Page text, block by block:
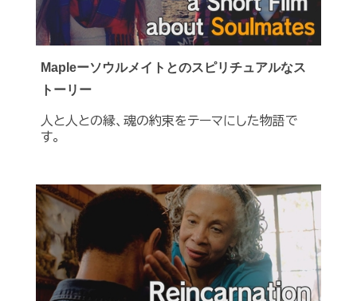
Mapleーソウルメイトとのスピリチュアルなス
トーリー
人と人との縁、魂の約束をテーマにした物語で
す。